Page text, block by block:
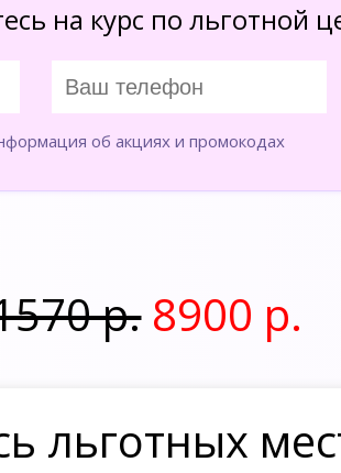
на курс по льготной
об акциях и промокодах
р. 8900 р.
льготных